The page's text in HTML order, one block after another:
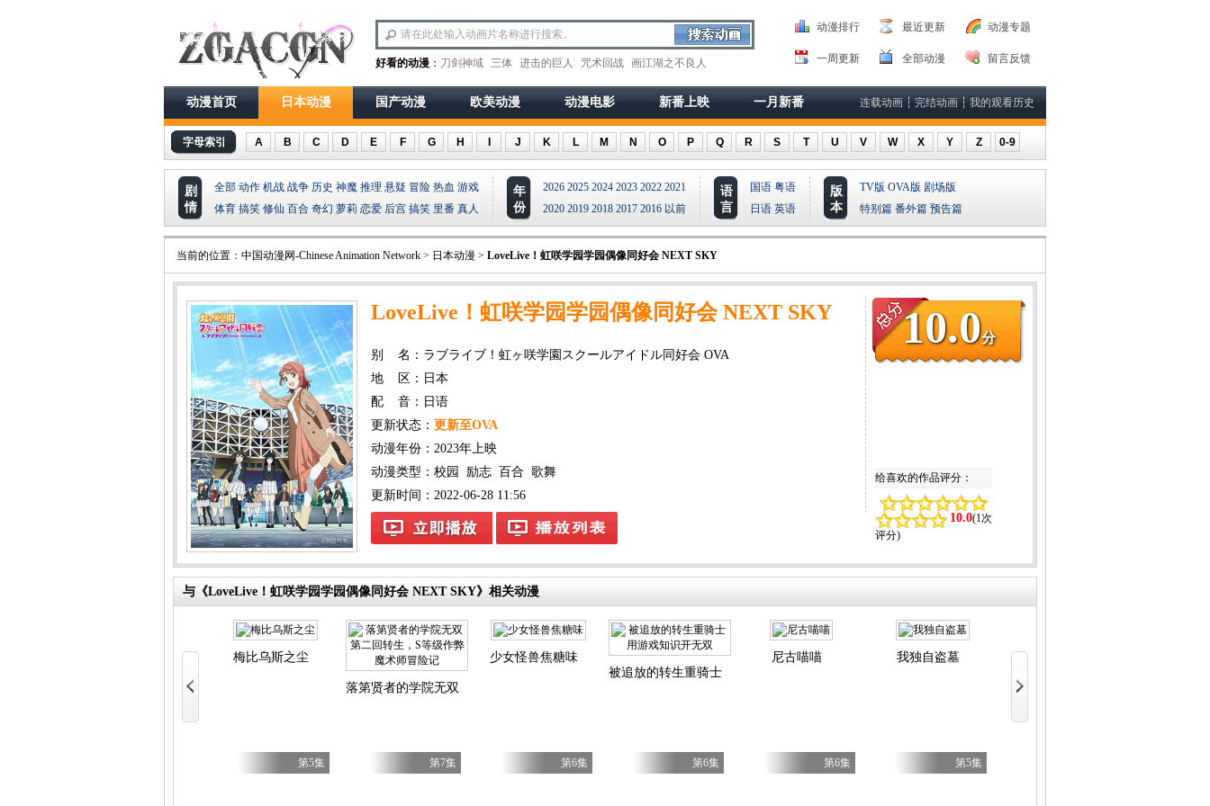
好看的动漫 ： 刀剑神域 三体 进击的巨人 咒术回战 画江湖之不良人
动漫排行 最近更新 动漫专题
一周更新 全部动漫 留言反馈
动漫首页 日本动漫 国产动漫 欧美动漫 动漫电影 新番上映 一月新番 连载动画 ┆ 完结动画 ┆ 我的观看历史
字母索引 A B C D E F G H J K L M N O P Q R S T U V W X Y Z 0-9
剧
情
全部 动作 机战 战争 历史 神魔 推理 悬疑 冒险 热血 游戏
体育 搞笑 修仙 百合 奇幻 萝莉 恋爱 后宫 搞笑 里番 真人
年
份
2026 2025 2024 2023 2022 2021
2020 2019 2018 2017 2016 以前
语
言
国语 粤语
日语 英语
版
本
TV版 OVA版 剧场版
特别篇 番外篇 预告篇
当前的位置： 中国动漫网-Chinese Animation Network > 日本动漫 > LoveLive！虹咲学园学园偶像同好会 NEXT SKY
10.0分
给喜欢的作品评分：
10.0(1次
评分)
LoveLive！虹咲学园学园偶像同好会 NEXT SKY
别 名：ラブライブ！虹ヶ咲学園スクールアイドル同好会 OVA
地 区：日本
配 音：日语
更新状态： 更新至OVA
动漫年份： 2023年上映
动漫类型： 校园 励志 百合 歌舞
更新时间：2022-06-28 11:56
与《LoveLive！虹咲学园学园偶像同好会 NEXT SKY》相关动漫
梅比乌斯之尘
第5集
落第贤者的学院无双第二回转生，S等级作弊魔术师冒险记
第7集
少女怪兽焦糖味
第6集
被追放的转生重骑士用游戏知识开无双
第6集
尼古喵喵
第6集
我独自盗墓
第5集